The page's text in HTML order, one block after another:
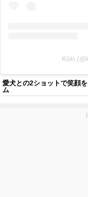
愛犬との2ショットで笑
ム